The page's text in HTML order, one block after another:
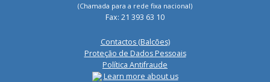
(Chamada para a rede fixa nacional)
Fax: 21 393 63 10
Contactos (Balcões)
Proteção de Dados Pessoais
Política Antifraude
Learn more about us